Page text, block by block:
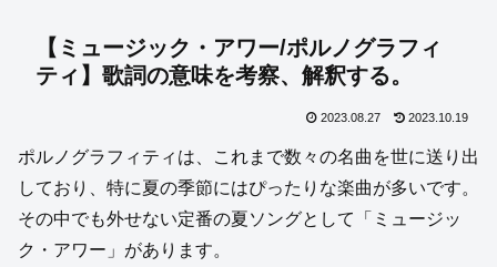
【ミュージック・アワー/ポルノグラフィ
ティ】歌詞の意味を考察、解釈する。
2023.08.27 2023.10.19
ポルノグラフィティは、これまで数々の名曲を世に送り出
しており、特に夏の季節にはぴったりな楽曲が多いです。
その中でも外せない定番の夏ソングとして「ミュージッ
ク・アワー」があります。